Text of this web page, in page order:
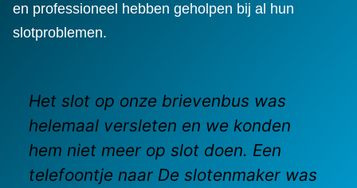
en professioneel hebben geholpen bij al hun
slotproblemen.
Het slot op onze brievenbus was
helemaal versleten en we konden
hem niet meer op slot doen. Een
telefoontje naar De slotenmaker was